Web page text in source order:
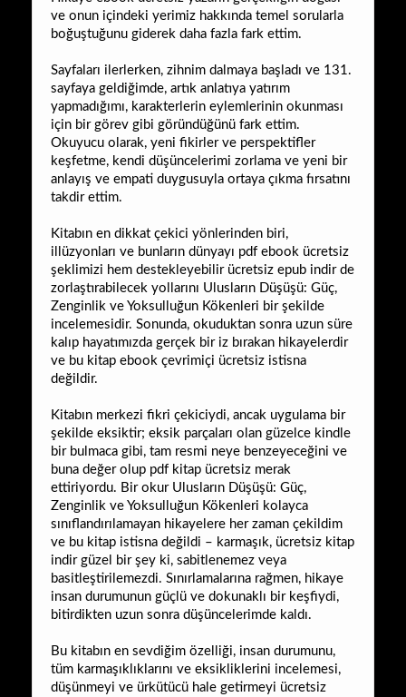
ve onun içindeki yerimiz hakkında temel sorularla
boğuştuğunu giderek daha fazla fark ettim.
Sayfaları ilerlerken, zihnim dalmaya başladı ve 131.
sayfaya geldiğimde, artık anlatıya yatırım
yapmadığımı, karakterlerin eylemlerinin okunması
için bir görev gibi göründüğünü fark ettim.
Okuyucu olarak, yeni fikirler ve perspektifler
keşfetme, kendi düşüncelerimi zorlama ve yeni bir
anlayış ve empati duygusuyla ortaya çıkma fırsatını
takdir ettim.
Kitabın en dikkat çekici yönlerinden biri,
illüzyonları ve bunların dünyayı pdf ebook ücretsiz
şeklimizi hem destekleyebilir ücretsiz epub indir de
zorlaştırabilecek yollarını Ulusların Düşüşü: Güç,
Zenginlik ve Yoksulluğun Kökenleri bir şekilde
incelemesidir. Sonunda, okuduktan sonra uzun süre
kalıp hayatımızda gerçek bir iz bırakan hikayelerdir
ve bu kitap ebook çevrimiçi ücretsiz istisna
değildir.
Kitabın merkezi fikri çekiciydi, ancak uygulama bir
şekilde eksiktir; eksik parçaları olan güzelce kindle
bir bulmaca gibi, tam resmi neye benzeyeceğini ve
buna değer olup pdf kitap ücretsiz merak
ettiriyordu. Bir okur Ulusların Düşüşü: Güç,
Zenginlik ve Yoksulluğun Kökenleri kolayca
sınıflandırılamayan hikayelere her zaman çekildim
ve bu kitap istisna değildi – karmaşık, ücretsiz kitap
indir güzel bir şey ki, sabitlenemez veya
basitleştirilemezdi. Sınırlamalarına rağmen, hikaye
insan durumunun güçlü ve dokunaklı bir keşfiydi,
bitirdikten uzun sonra düşüncelerimde kaldı.
Bu kitabın en sevdiğim özelliği, insan durumunu,
tüm karmaşıklıklarını ve eksikliklerini incelemesi,
düşünmeyi ve ürkütücü hale getirmeyi ücretsiz